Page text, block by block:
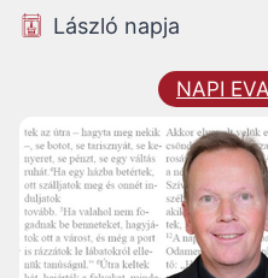
László napja
NAPI